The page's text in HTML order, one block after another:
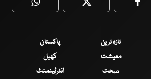
WhatsApp Twitter
تازہ ترین
پاکستان
معیشت
کھیل
صحت
انٹرٹینمنٹ